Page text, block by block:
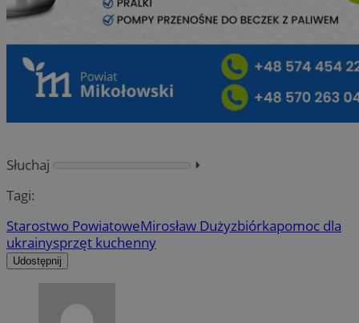
Słuchaj
⏵︎
Tagi:
Starostwo PowiatoweMirosław Dużyzbiórkapomoc dla
ukrainysprzęt kuchenny
Udostępnij